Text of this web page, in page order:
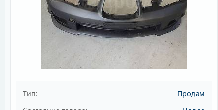
n
d
a
Тип
Продам